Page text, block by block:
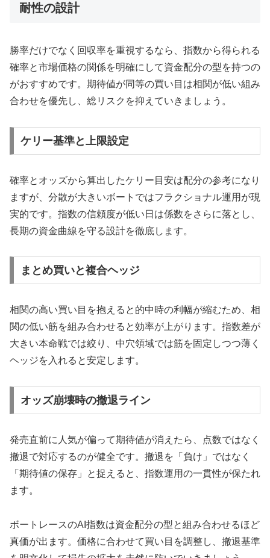
耐性の設計
勝率だけでなく回収率を重視するなら、指数から得られる
確率と市場価格の関係を明確にして資金配分の型を持つの
がおすすめです。期待値が同等の買い目は相関が低い組み
合わせを優先し、総リスクを抑えていきましょう。
ケリー基準と上限設定
確率とオッズから算出したケリー目安は配分の参考になり
ますが、分散が大きいボートではフラクショナル運用が現
実的です。指数の信頼度が低い日は係数をさらに落とし、
長期の資金曲線を守る設計を徹底します。
まとめ買いと複合ヘッジ
相関の高い買い目を抱えると的中時の利幅が縮むため、相
関の低い筋を組み合わせると効率が上がります。指数差が
大きい本命戦では絞り、中穴領域では筋を固定しつつ薄く
ヘッジを入れると安定します。
オッズ崩壊時の撤退ライン
発売直前に人気が偏って期待値が消えたら、点数ではなく
撤退で対応するのが健全です。撤退を「負け」ではなく
「期待値の保存」と捉えると、指数運用の一貫性が保たれ
ます。
ボートレースのAI指数は資金配分の型と組み合わせるほど
真価が出ます。価格に合わせて買い目を調整し、撤退基準